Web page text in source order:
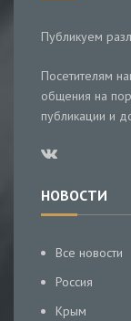
Публикуем
Посетителям
общения на
публикации и
НОВОСТИ
Все новости
Россия
Крым